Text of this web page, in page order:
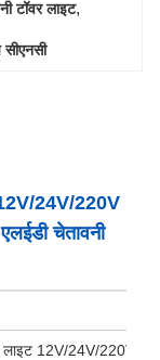
टॉवर लाइट,
24V/220V
चेतावनी
लाइट 12V/24V/220V